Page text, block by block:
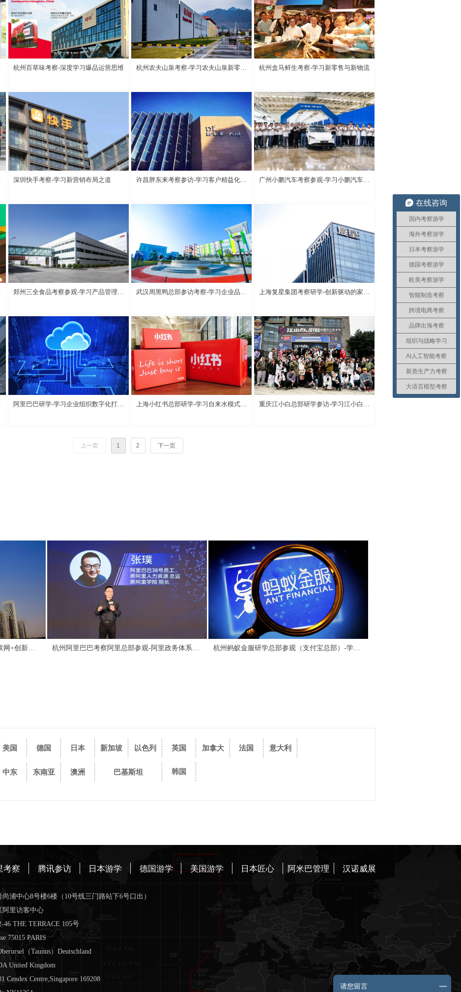
杭州百草味考察-深度学习爆品运营思维
杭州农夫山泉考察-学习农夫山泉新零售
杭州盒马鲜生考察-学习新零售与新物流
深圳快手考察-学习新营销布局之道
许昌胖东来考察参访-学习客户精益化管
广州小鹏汽车考察参观-学习小鹏汽车的
郑州三全食品考察参观-学习产品管理创
武汉周黑鸭总部参访考察-学习企业品牌
上海复星集团考察研学-创新驱动的家庭
阿里巴巴研学-学习企业组织数字化打
上海小红书总部研学-学习自来水模式的
重庆江小白总部研学参访-学习江小白新
上一页 1 2 下一页
杭州阿里巴巴考察阿里总部参观-阿里政务体系与管理三板斧 杭州蚂蚁金服研学总部参观（支付宝总部）-学习多元化业务打造互联网金融生态圈帝国
浦中心8号楼6楼（10号线三门路站下6号口出）
阿里访客中心
46 THE TERRACE 105号
75015 PARIS
（Taunus）Deutschland
United Kingdom
Cendex Centre,Singapore 169208
考察 腾讯参访 日本游学 德国游学 美国游学 日本匠心 阿米巴管理 汉诺威展
以色列
美国 德国 新加坡
日本 英国 加拿大 法国 意大利
中东 东南亚 澳洲 巴基斯坦 韩国
在线咨询
国内考察游学
海外考察游学
日本考察游学
德国考察游学
欧美考察游学
智能制造考察
跨境电商考察
品牌出海考察
组织与战略学习
AI人工智能考察
新质生产力考察
大语言模型考察
请您留言